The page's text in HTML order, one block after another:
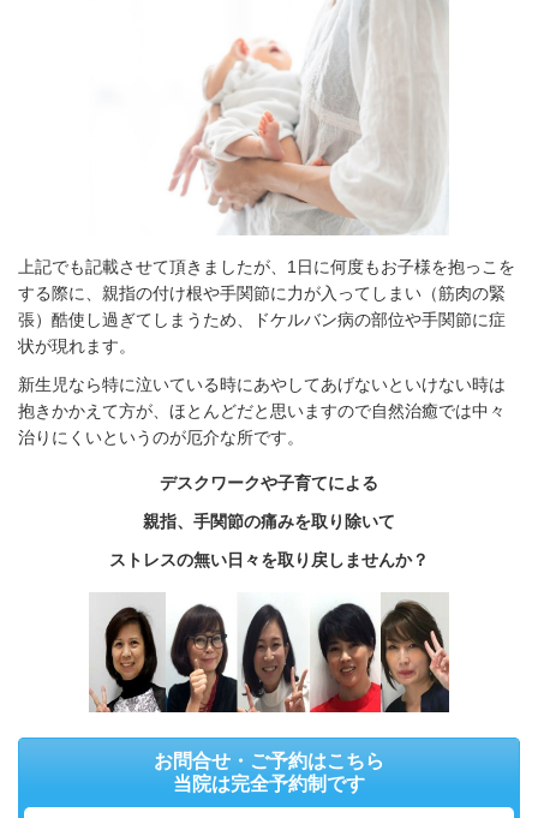
上記でも記載させて頂きましたが、1日に何度もお子様を抱っこを
する際に、親指の付け根や手関節に力が入ってしまい（筋肉の緊
張）酷使し過ぎてしまうため、ドケルバン病の部位や手関節に症
状が現れます。
新生児なら特に泣いている時にあやしてあげないといけない時は
抱きかかえて方が、ほとんどだと思いますので自然治癒では中々
治りにくいというのが厄介な所です。
デスクワークや子育てによる
親指、手関節の痛みを取り除いて
ストレスの無い日々を取り戻しませんか？
お問合せ・ご予約はこちら
当院は完全予約制です